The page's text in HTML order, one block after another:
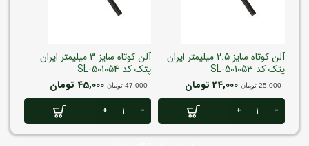
آلن کوتاه سایز 2.5 میلیمتر ایران
پتک کد SL-501053
25,000 تومان 24,000 تومان
آلن کوتاه سایز 3 میلیمتر ایران
پتک کد SL-501054
47,000 تومان 45,000 تومان